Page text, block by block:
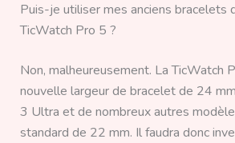
Puis-je utiliser mes anciens bracelets
TicWatch Pro 5 ?
Non, malheureusement. La TicWatch
nouvelle largeur de bracelet de 24
3 Ultra et de nombreux autres
standard de 22 mm. Il faudra donc